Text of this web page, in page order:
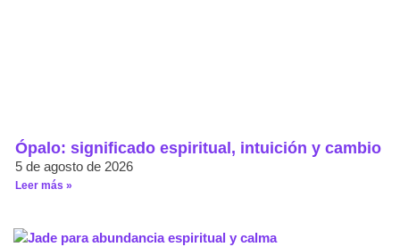
Ópalo: significado espiritual, intuición y cambio
5 de agosto de 2026
Leer más »